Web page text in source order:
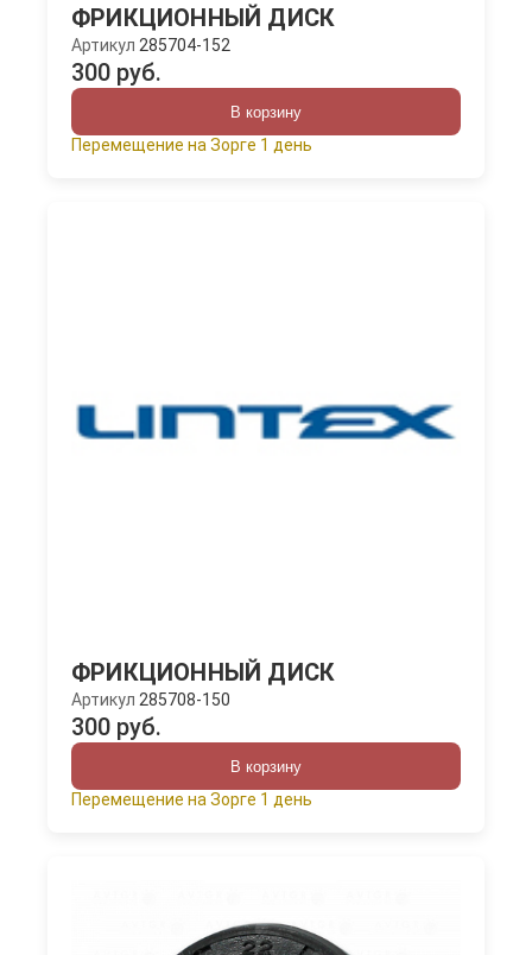
ФРИКЦИОННЫЙ ДИСК
Артикул 285704-152
300 руб.
В корзину
Перемещение на Зорге 1 день
ФРИКЦИОННЫЙ ДИСК
Артикул 285708-150
300 руб.
В корзину
Перемещение на Зорге 1 день